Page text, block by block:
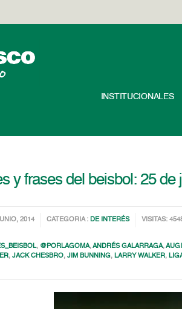
INSTITUCIONALES
y frases del beisbol: 25 de
2014 CATEGORIA : DE INTERÉS VISITAS:
, @PORLAGOMA,ANDRÉS GALARRAGA,
,JACK CHESBRO,JIM BUNNING, LARRY WALKER,